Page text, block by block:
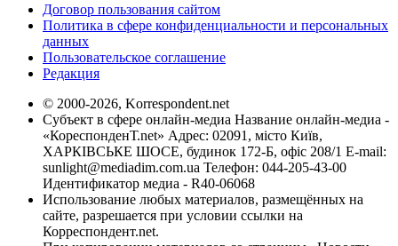
Договор пользования сайтом
Политика в сфере конфиденциальности и персональных
данных
Пользовательское соглашение
Редакция
© 2000-2026, Korrespondent.net
Субъект в сфере онлайн-медиа Название онлайн-медиа -
«КореспонденТ.net» Адрес: 02091, місто Київ,
ХАРКІВСЬКЕ ШОСЕ, будинок 172-Б, офіс 208/1 E-mail:
sunlight@mediadim.com.ua Телефон: 044-205-43-00
Идентификатор медиа - R40-06068
Использование любых материалов, размещённых на
сайте, разрешается при условии ссылки на
Корреспондент.net.